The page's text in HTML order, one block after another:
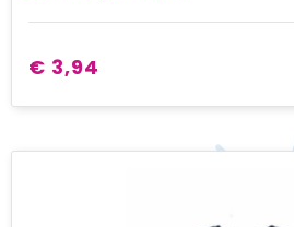
€ 3,94